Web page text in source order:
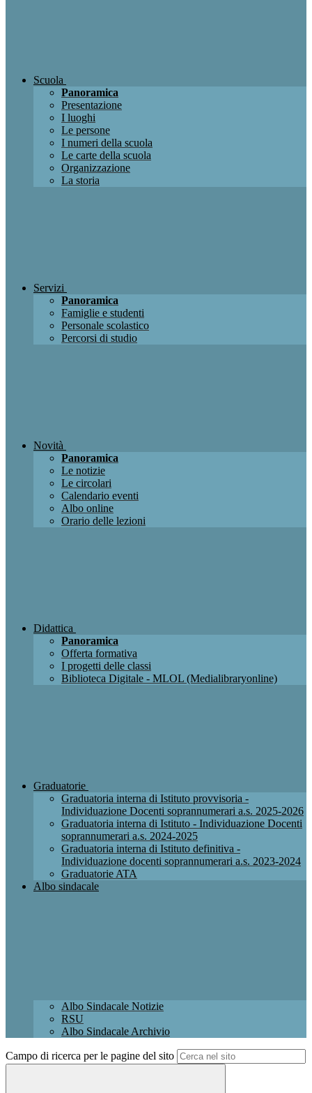
Scuola
Panoramica
Presentazione
I luoghi
Le persone
I numeri della scuola
Le carte della scuola
Organizzazione
La storia
Servizi
Panoramica
Famiglie e studenti
Personale scolastico
Percorsi di studio
Novità
Panoramica
Le notizie
Le circolari
Calendario eventi
Albo online
Orario delle lezioni
Didattica
Panoramica
Offerta formativa
I progetti delle classi
Biblioteca Digitale - MLOL (Medialibraryonline)
Graduatorie
Graduatoria interna di Istituto provvisoria -
Individuazione Docenti soprannumerari a.s. 2025-2026
Graduatoria interna di Istituto - Individuazione Docenti
soprannumerari a.s. 2024-2025
Graduatoria interna di Istituto definitiva -
Individuazione docenti soprannumerari a.s. 2023-2024
Graduatorie ATA
Albo sindacale
Albo Sindacale Notizie
RSU
Albo Sindacale Archivio
Campo di ricerca per le pagine del sito